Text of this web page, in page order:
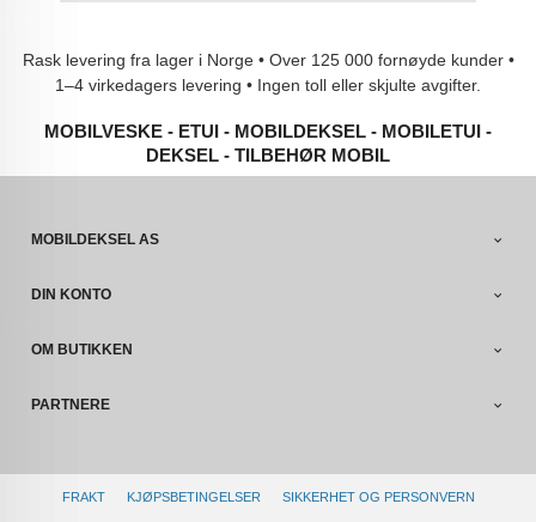
Rask levering fra lager i Norge • Over 125 000 fornøyde kunder •
1–4 virkedagers levering • Ingen toll eller skjulte avgifter.
MOBILVESKE - ETUI - MOBILDEKSEL - MOBILETUI -
DEKSEL - TILBEHØR MOBIL
MOBILDEKSEL AS
DIN KONTO
OM BUTIKKEN
PARTNERE
FRAKT KJØPSBETINGELSER SIKKERHET OG PERSONVERN